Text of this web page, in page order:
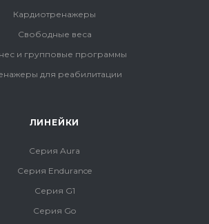
Кардиотренажеры
Свободные веса
и групповые программы
для реабилитации
ЛИНЕЙКИ
Серия Aura
Серия Endurance
Серия G1
Серия Go